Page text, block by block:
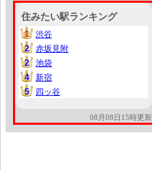
住みたい駅ランキング
1
1
渋谷
2
2
赤坂見附
2
2
池袋
4
4
新宿
5
5 四ッ谷
08月08日15時更新